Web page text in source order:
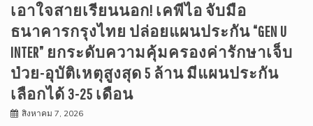
เอาใจสายเรียนนอก! เคพีไอ จับมือ
ธนาคารกรุงไทย ปล่อยแผนประกัน “GEN U
INTER” ยกระดับความคุ้มครองค่ารักษาเจ็บ
ป่วย-อุบัติเหตุสูงสุด 5 ล้าน มีแผนประกัน
เลือกได้ 3-25 เดือน
สิงหาคม 7, 2026